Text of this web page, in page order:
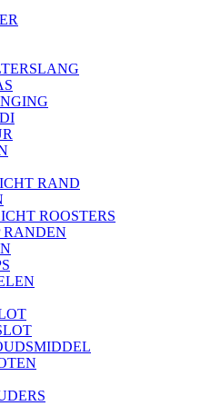
RAND
ROOSTERS
RANDEN